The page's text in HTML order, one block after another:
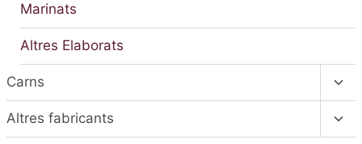
Marinats
Altres Elaborats
Carns
el
Altres fabricants
el